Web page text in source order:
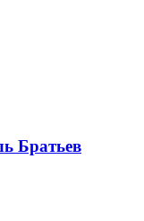
Братьев